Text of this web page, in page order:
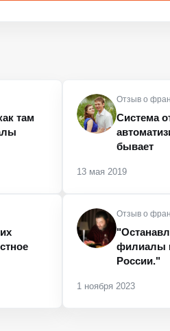
там
Отзыв о
Система
бывает
13 мая 2019
Отзыв о
филиалы
России."
1 ноября 2023